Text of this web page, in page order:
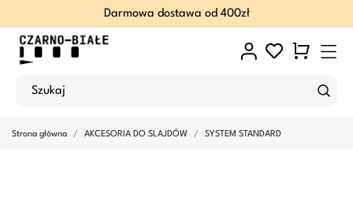
Darmowa dostawa od 400zł
Strona główna AKCESORIA DO SLAJDÓW SYSTEM STANDARD